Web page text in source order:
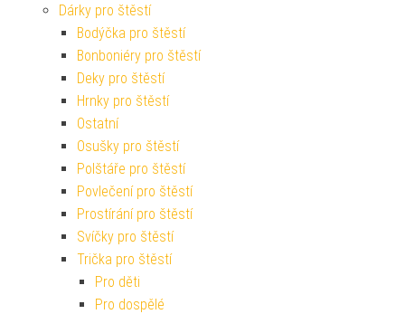
Dárky pro štěstí
Bodýčka pro štěstí
Bonboniéry pro štěstí
Deky pro štěstí
Hrnky pro štěstí
Ostatní
Osušky pro štěstí
Polštáře pro štěstí
Povlečení pro štěstí
Prostírání pro štěstí
Svíčky pro štěstí
Trička pro štěstí
Pro děti
Pro dospělé